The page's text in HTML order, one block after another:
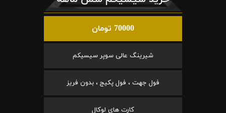
70000 تومان
شیرینگ عالی سوپر سیسیکم
فول جهت ، فول پکیج ، بدون فریز
کارت های لوکال